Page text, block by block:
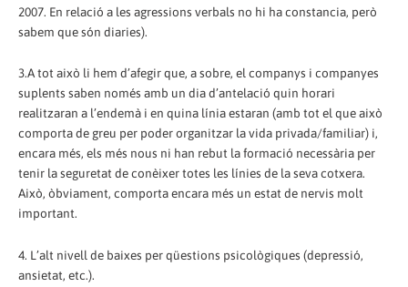
2007. En relació a les agressions verbals no hi ha constancia, però
sabem que són diaries).
3.A tot això li hem d’afegir que, a sobre, el companys i companyes
suplents saben només amb un dia d’antelació quin horari
realitzaran a l’endemà i en quina línia estaran (amb tot el que això
comporta de greu per poder organitzar la vida privada/familiar) i,
encara més, els més nous ni han rebut la formació necessària per
tenir la seguretat de conèixer totes les línies de la seva cotxera.
Això, òbviament, comporta encara més un estat de nervis molt
important.
4. L’alt nivell de baixes per qüestions psicològiques (depressió,
ansietat, etc.).